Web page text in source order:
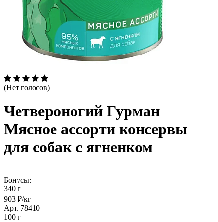
(Нет голосов)
Четвероногий Гурман
Мясное ассорти консервы
для собак с ягненком
Бонусы:
340 г
903 ₽/кг
Арт. 78410
100 г